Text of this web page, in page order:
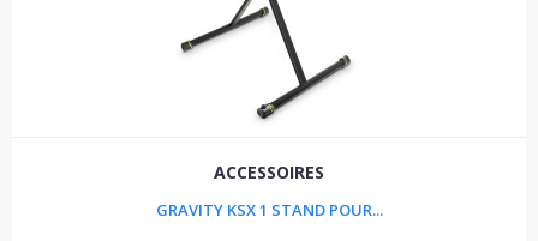
ACCESSOIRES
GRAVITY KSX 1 STAND POUR...